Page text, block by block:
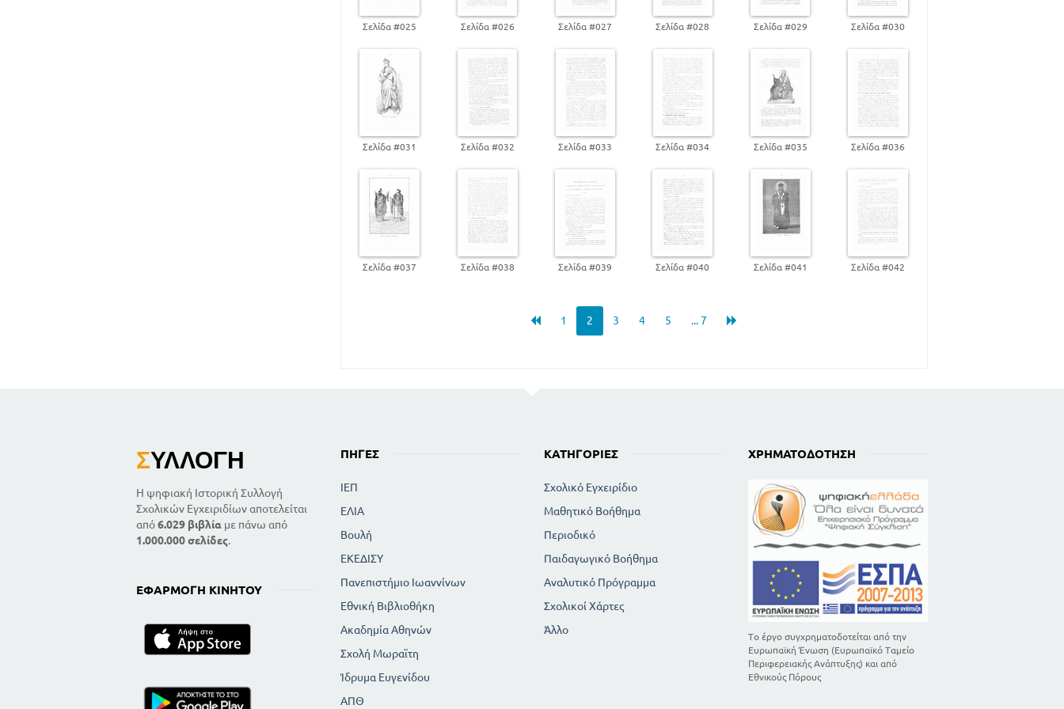
Σελίδα #025 Σελίδα #026 Σελίδα #027 Σελίδα #028 Σελίδα #029 Σελίδα #030
Σελίδα #031 Σελίδα #032 Σελίδα #033 Σελίδα #034 Σελίδα #035 Σελίδα #036
Σελίδα #037 Σελίδα #038 Σελίδα #039 Σελίδα #040 Σελίδα #041 Σελίδα #042
1 2 3 4 5 ... 7
ΣΥΛΛΟΓΉ
Η ψηφιακή Ιστορική Συλλογή
Σχολικών Εγχειριδίων αποτελείται
από6.029 βιβλία με πάνω από
1.000.000 σελίδες.
ΕΦΑΡΜΟΓΉ ΚΙΝΗΤΟΎ
ΠΗΓΈΣ
ΙΕΠ
ΕΛΙΑ
Βουλή
ΕΚΕΔΙΣΥ
Πανεπιστήμιο Ιωαννίνων
Εθνική Βιβλιοθήκη
Ακαδημία Αθηνών
Σχολή Μωραϊτη
Ίδρυμα Ευγενίδου
ΑΠΘ
ΚΑΤΗΓΟΡΊΕΣ
Σχολικό Εγχειρίδιο
Μαθητικό Βοήθημα
Περιοδικό
Παιδαγωγικό Βοήθημα
Αναλυτικό Πρόγραμμα
Σχολικοί Χάρτες
Άλλο
ΧΡΗΜΑΤΟΔΌΤΗΣΗ
Το έργο συγχρηματοδοτείται από την
Ευρωπαϊκή Ένωση (Ευρωπαϊκό Ταμείο
Περιφερειακής Ανάπτυξης) και από
Εθνικούς Πόρους